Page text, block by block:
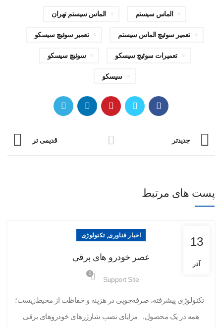
الماس سیستم الماس سیستم تهران
تعمیر سوئیچ الماس سیستم تعمیر سوئیچ سیسکو
تعمیرات سوئیچ سیسکو سوئیچ سیسکو
سیسکو
جدیدتر قدیمی تر
پست های مرتبط
13
آذر
اخبار فناوری,تکنولوژی
عصر خودرو های برقی
Support Site
0
تکنولوژی پیشرفته، صرفه‌جویی در هزینه و حفاظت از محیط‌زیست؛
همه در یک محصول. مزایای نصب شارژرهای خودروهای برقی